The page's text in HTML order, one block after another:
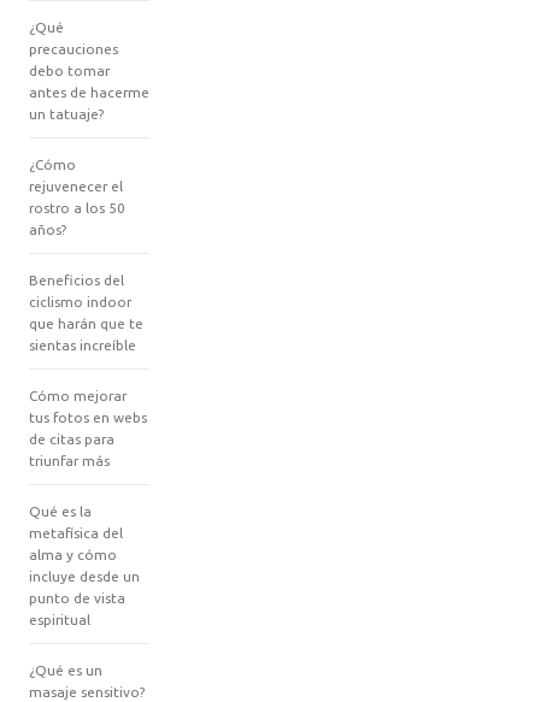
¿Qué
precauciones
debo tomar
antes de hacerme
un tatuaje?
¿Cómo
rejuvenecer el
rostro a los 50
años?
Beneficios del
ciclismo indoor
que harán que te
sientas increíble
Cómo mejorar
tus fotos en webs
de citas para
triunfar más
Qué es la
metafísica del
alma y cómo
incluye desde un
punto de vista
espiritual
¿Qué es un
masaje sensitivo?